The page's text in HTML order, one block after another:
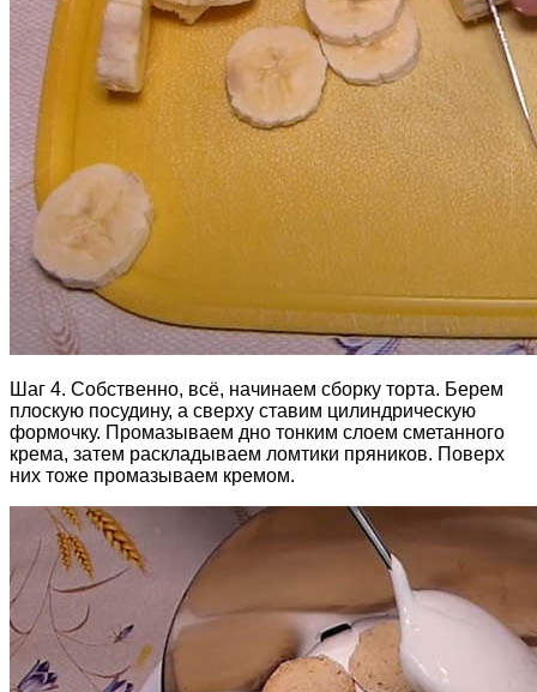
Шаг 4. Собственно, всё, начинаем сборку торта. Берем
плоскую посудину, а сверху ставим цилиндрическую
формочку. Промазываем дно тонким слоем сметанного
крема, затем раскладываем ломтики пряников. Поверх
них тоже промазываем кремом.